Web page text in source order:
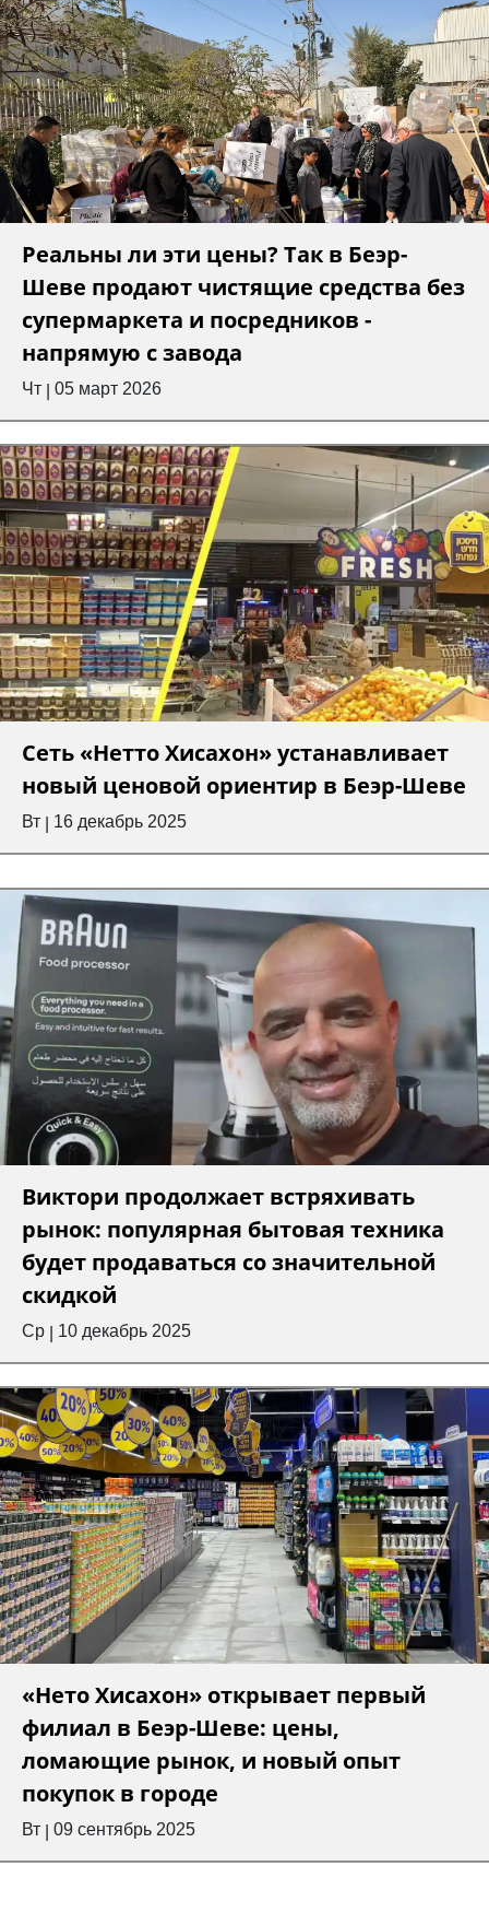
Реальны ли эти цены? Так в Беэр-
Шеве продают чистящие средства без
супермаркета и посредников -
напрямую с завода
Чт 05 март 2026
Сеть «Нетто Хисахон» устанавливает
новый ценовой ориентир в Беэр-Шеве
Вт 16 декабрь 2025
Виктори продолжает встряхивать
рынок: популярная бытовая техника
будет продаваться со значительной
скидкой
Ср 10 декабрь 2025
«Нето Хисахон» открывает первый
филиал в Беэр-Шеве: цены,
ломающие рынок, и новый опыт
покупок в городе
Вт 09 сентябрь 2025